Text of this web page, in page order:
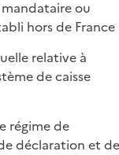
ou
hors de France
relative à
de caisse
régime de
déclaration et de